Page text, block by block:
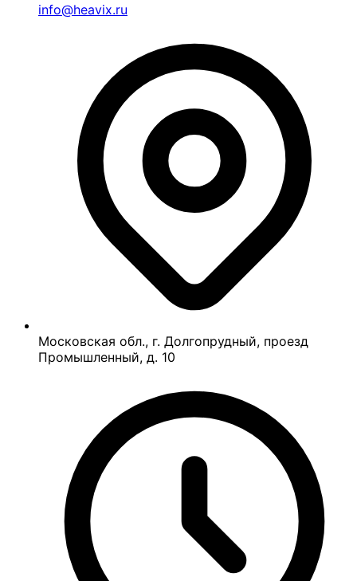
info@heavix.ru
Московская обл., г. Долгопрудный, проезд
Промышленный, д. 10